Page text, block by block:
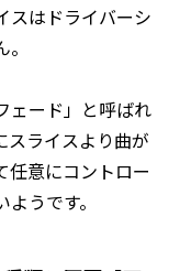
スはドライバーシ
ェード」と呼ばれ
スライスより曲が
任意にコントロー
うです。